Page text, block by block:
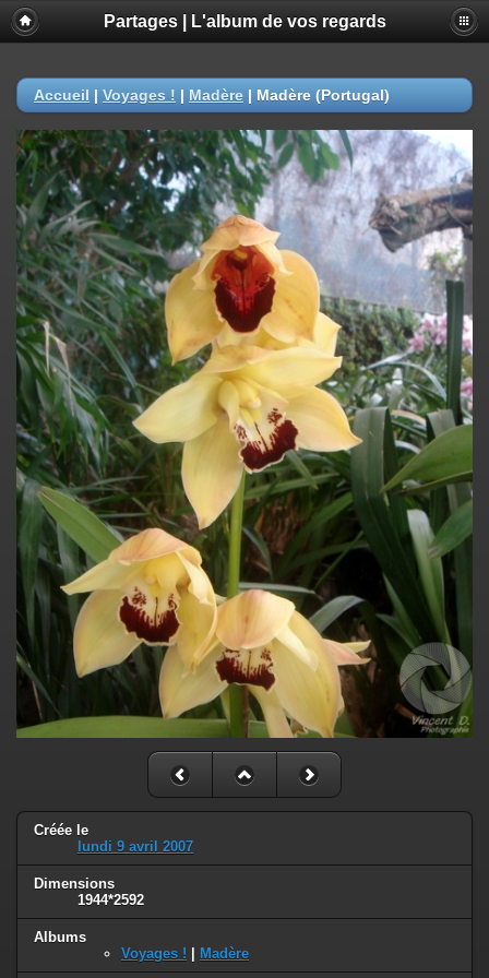
Partages | L'album de vos regards
Accueil | Voyages ! | Madère | Madère (Portugal)
Créée le
lundi 9 avril 2007
Dimensions
1944*2592
Albums
Voyages !
Madère